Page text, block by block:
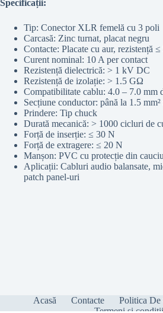
Specificații:
Tip: Conector XLR femelă cu 3 poli
Carcasă: Zinc turnat, placat negru
Contacte: Placate cu aur, rezistență
Curent nominal: 10 A per contact
Rezistență dielectrică: > 1 kV DC
Rezistență de izolație: > 1.5 GΩ
Compatibilitate cablu: 4.0 – 7.0 mm
Secțiune conductor: până la 1.5
Prindere: Tip chuck
Durată mecanică: > 1000 cicluri de
Forță de inserție: ≤ 30 N
Forță de extragere: ≤ 20 N
Manșon: PVC cu protecție din
Aplicații: Cabluri audio balansate,
patch panel-uri
Acasă Contacte
Politica De